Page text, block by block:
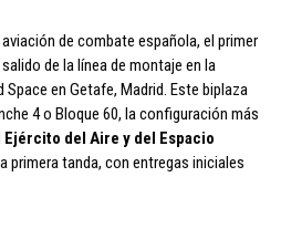
de combate española, el primer
de la línea de montaje en la
en Getafe, Madrid. Este biplaza
4 o Bloque 60, la configuración más
Ejército del Aire y del Espacio
primera tanda, con entregas iniciales